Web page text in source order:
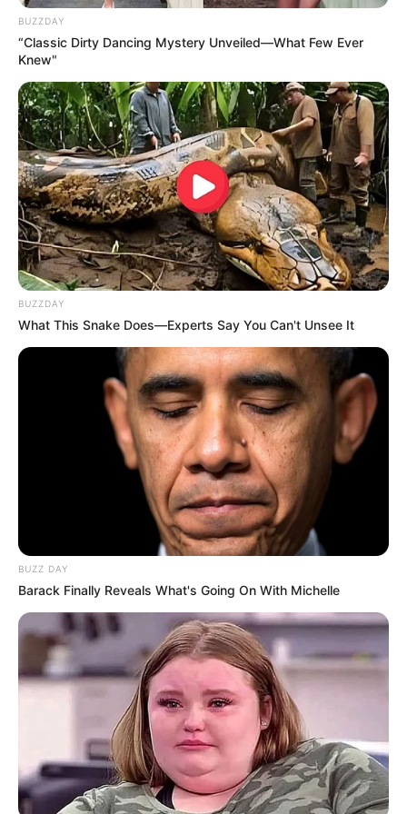
BUZZDAY
“Classic Dirty Dancing Mystery Unveiled—What Few Ever
Knew"
BUZZDAY
What This Snake Does—Experts Say You Can't Unsee It
BUZZ DAY
Barack Finally Reveals What's Going On With Michelle